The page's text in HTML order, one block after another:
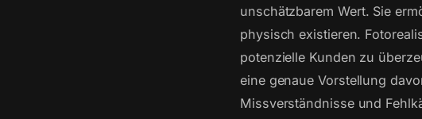
unschätzbarem Wert. Sie
physisch existieren.
potenzielle Kunden zu
eine genaue Vorstellung
Missverständnisse und